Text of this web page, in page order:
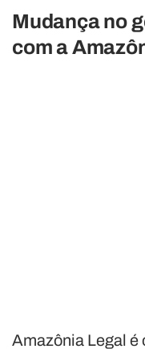
Mudança no
com a
Amazônia Legal é